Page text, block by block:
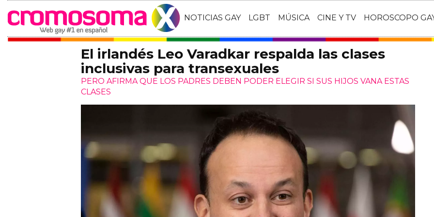
NOTICIAS GAY LGBT MÚSICA CINE Y TV HOROSCOPO
El irlandés Leo Varadkar respalda las clases
inclusivas para transexuales
PERO AFIRMA QUE LOS PADRES DEBEN PODER ELEGIR SI SUS HIJOS VANA ESTAS
CLASES